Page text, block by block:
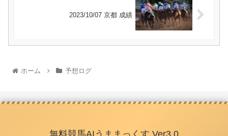
2023/10/07 京都 成績
ホーム 予想ログ
無料競馬AIうままっくす Ver3.0